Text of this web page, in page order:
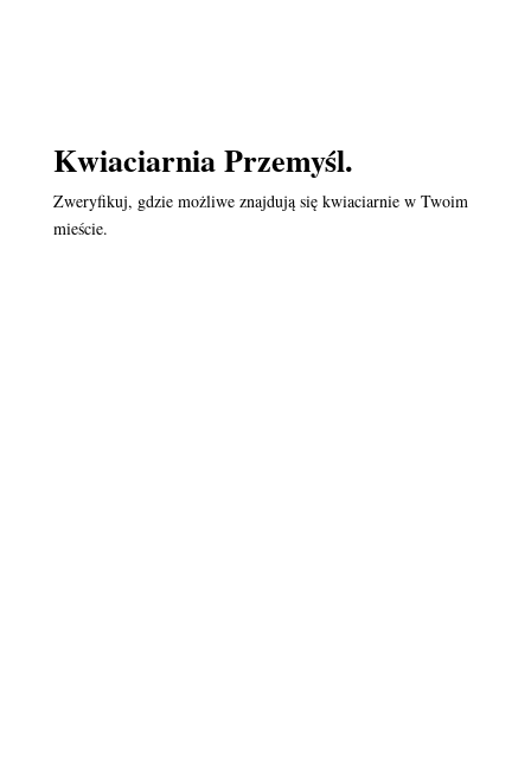
Kwiaciarnia Przemyśl.
Zweryfikuj, gdzie możliwe znajdują się kwiaciarnie w Twoim
mieście.